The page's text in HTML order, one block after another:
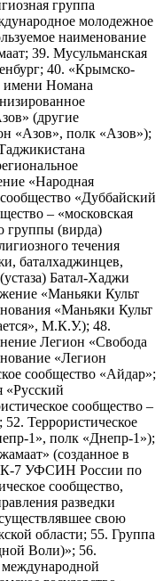
группа
молодежное
наименование
39. Мусульманская
40. «Крымско-
имени Номана
(другие
«Азов», полк «Азов»);
«Народная
«Дуббайский
– «московская
группы (вирда)
течения
баталхаджинцев,
Батал-Хаджи
«Маньяки Культ
«Маньяки Культ
М.К.У.); 48.
Легион «Свобода
«Легион
сообщество «Айдар»;
«Русский
сообщество –
Террористическое
1», полк «Днепр-1»);
(созданное в
7 УФСИН России по
сообщество,
разведки
свою
области; 55. Группа
Воли)»; 56.
международной